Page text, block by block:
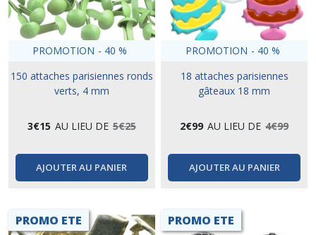
PROMOTION - 40 %
150 attaches parisiennes ronds
verts, 4 mm
3€15 AU LIEU DE 5€25
AJOUTER AU PANIER
PROMOTION - 40 %
18 attaches parisiennes
gâteaux 18 mm
2€99 AU LIEU DE 4€99
AJOUTER AU PANIER
PROMO ETE PROMO ETE